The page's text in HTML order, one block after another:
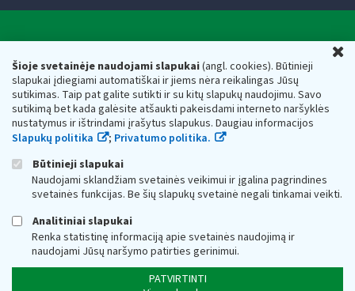
Šioje svetainėje naudojami slapukai(angl. cookies). Būtinieji
slapukai įdiegiami automatiškai ir jiems nėra reikalingas Jūsų
sutikimas. Taip pat galite sutikti ir su kitų slapukų naudojimu. Savo
sutikimą bet kada galėsite atšaukti pakeisdami interneto naršyklės
nustatymus ir ištrindami įrašytus slapukus. Daugiau informacijos
Slapukų politika
; Privatumo politika.
Būtinieji slapukai
Naudojami sklandžiam svetainės veikimui ir įgalina pagrindines
svetainės funkcijas. Be šių slapukų svetainė negali tinkamai veikti.
Analitiniai slapukai
Renka statistinę informaciją apie svetainės naudojimą ir
naudojami Jūsų naršymo patirties gerinimui.
PATVIRTINTI
Respublikos finansų ministerijos
Biudžetinė įstaiga. Juridinio asmens kodas — 188659752,
adresas: Vasario 16-osios g. 14, 01107 Vilnius, Lietuva, el.paštas:
vmi@vmi.lt, E. pristatymo dėžutės adresas 188659752
Duomenys apie Valstybinę mokesčių inspekciją prie Lietuvos
Respublikos finansų ministerijos kaupiami ir saugomi Juridinių